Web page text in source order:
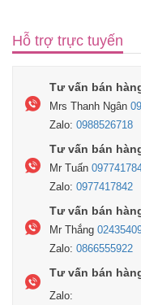
Hỗ trợ trực tuyến
Tư vấn bán
Mrs Thanh Ngân
Zalo: 0988526718
Tư vấn bán
Mr Tuấn
Zalo: 0977417842
Tư vấn bán
Mr Thắng
Zalo: 0866555922
Tư vấn bán
Zalo: